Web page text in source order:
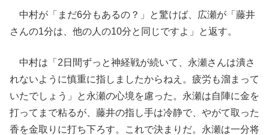
中村が「まだ6分もあるの？」と驚けば、広瀬が「藤井
さんの1分は、他の人の10分と同じですよ」と返す。
中村は「2日間ずっと神経戦が続いて、永瀬さんは潰さ
れないように慎重に指しましたからねえ。疲労も溜まって
いたでしょう」と永瀬の心境を慮った。永瀬は自陣に金を
打ってまで粘るが、藤井の指し手は冷静で、やがて取った
香を金取りに打ち下ろす。これで決まりだ。永瀬は一分将